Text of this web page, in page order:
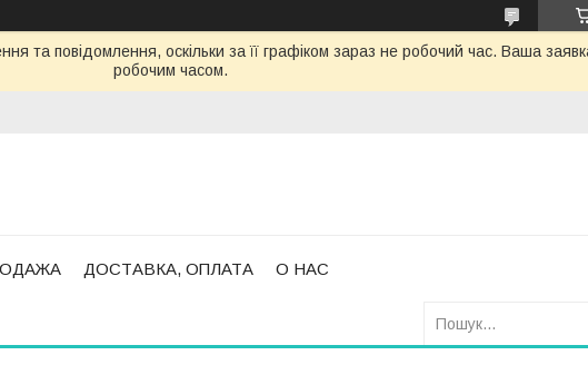
та повідомлення, оскільки за її графіком зараз не робочий час. Ваша
робочим часом.
ДОСТАВКА, ОПЛАТА О НАС